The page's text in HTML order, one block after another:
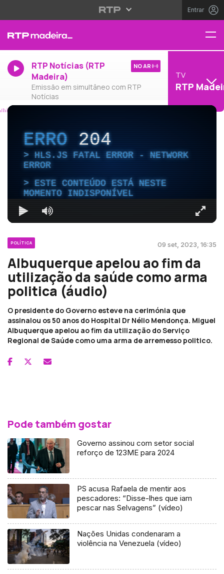
Entrar
RTP Notícias (RTP
Madeira)
Emissão em simultâneo com RTP
Notícias
NO AR
TV
RTP
ERRO204
HLS.JS FATAL ERROR - NETWORK
ERROR
ESTE CONTEÚDO ESTÁ NESTE
MOMENTO INDISPONÍVEL
POLÍTICA 09 set, 2023, 16:35
Albuquerque apelou ao fim da
utilização da saúde como arma
politica (áudio)
O presidente do Governo esteve na cerimónia que
assinalou os 50 anos do Hospital Dr Nélio Mendonça. Miguel
Albuquerque apelou ao fim da utilização do Serviço
Regional de Saúde como uma arma de arremesso politico.
Pode também gostar
Governo assinou com setor social
reforço de 123ME para 2024
PS acusa Rafaela de mentir aos
pescadores: “Disse-lhes que iam
pescar nas Selvagens” (vídeo)
Nações Unidas condenaram a
violência na Venezuela (vídeo)